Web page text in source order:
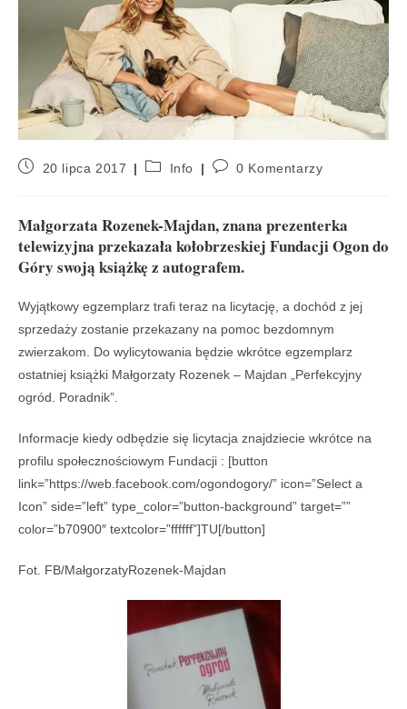
20 lipca 2017 Info 0 Komentarzy
Małgorzata Rozenek-Majdan, znana prezenterka
telewizyjna przekazała kołobrzeskiej Fundacji Ogon do
Góry swoją książkę z autografem.
Wyjątkowy egzemplarz trafi teraz na licytację, a dochód z jej
sprzedaży zostanie przekazany na pomoc bezdomnym
zwierzakom. Do wylicytowania będzie wkrótce egzemplarz
ostatniej książki Małgorzaty Rozenek – Majdan „Perfekcyjny
ogród. Poradnik”.
Informacje kiedy odbędzie się licytacja znajdziecie wkrótce na
profilu społecznościowym Fundacji : [button
link=”https://web.facebook.com/ogondogory/” icon=”Select a
Icon” side=”left” type_color=”button-background” target=””
color=”b70900″ textcolor=”ffffff”]TU[/button]
Fot. FB/MałgorzatyRozenek-Majdan